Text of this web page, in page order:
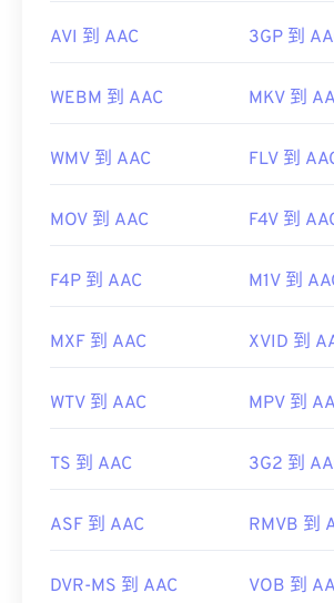
AVI 到 AAC 3GP 到
WEBM 到 AAC MKV 到
WMV 到 AAC FLV 到
MOV 到 AAC F4V 到
F4P 到 AAC M1V 到
MXF 到 AAC XVID 到
WTV 到 AAC MPV 到
TS 到 AAC 3G2 到
ASF 到 AAC RMVB 到
DVR-MS 到 AAC VOB 到